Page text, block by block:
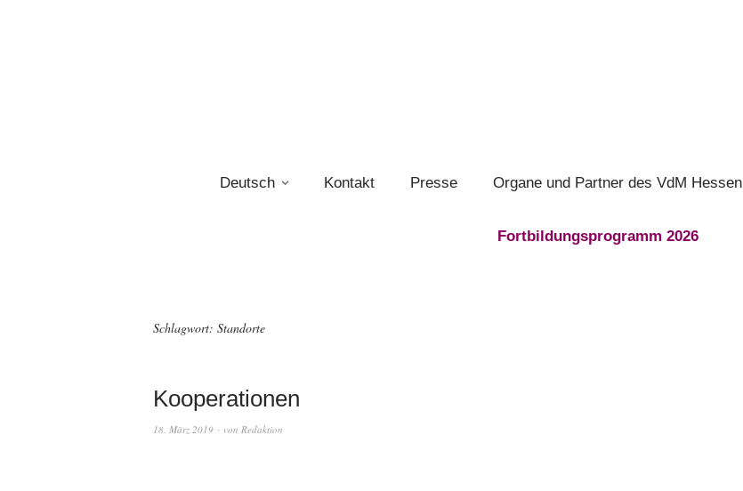
Deutsch Kontakt Presse Organe und Partner des VdM Hessen
Fortbildungsprogramm 2026
Schlagwort: Standorte
Kooperationen
18. März 2019 von Redaktion